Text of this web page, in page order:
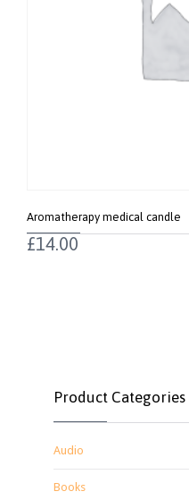
Aromatherapy medical candle
£14.00
Product Categories
Audio
Books